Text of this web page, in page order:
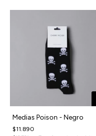
Medias Poison - Negro
$11.890